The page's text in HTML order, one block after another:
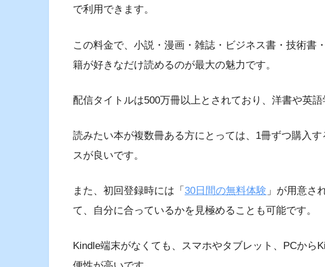
で利用できます。
この料金で、小説・漫画・雑誌・ビジネス書・技術書
籍が好きなだけ読めるのが最大の魅力です。
配信タイトルは500万冊以上とされており、洋書や英語
読みたい本が複数冊ある方にとっては、1冊ずつ購入
スが良いです。
また、初回登録時には「30日間の無料体験 」が用意さ
て、自分に合っているかを見極めることも可能です。
Kindle端末がなくても、スマホやタブレット、PCから